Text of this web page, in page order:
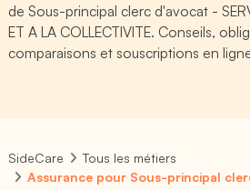
de Sous-principal clerc d'avocat -
ET A LA COLLECTIVITE. Conseils,
comparaisons et souscriptions en
SideCare
Tous les métiers
Assurance pour Sous-principal